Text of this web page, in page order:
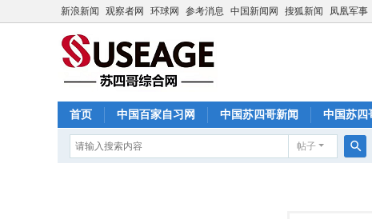
新浪新闻 观察者网 环球网 参考消息 中国新闻网 搜狐新闻 凤凰军事
首页 中国百家自习网 中国苏四哥新闻 中国苏四
帖子